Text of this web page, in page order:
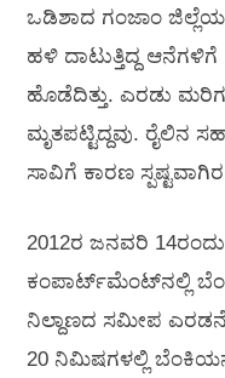
ಒಡಿಶಾದ ಗಂಜಾಂ
ಹಳಿ ದಾಟುತ್ತಿದ್ದ
ಹೊಡೆದಿತ್ತು. ಎರಡು
ಮೃತಪಟ್ಟಿದ್ದವು. ರೈಲಿನ
ಸಾವಿಗೆ ಕಾರಣ
2012ರ ಜನವರಿ
ಕಂಪಾರ್ಟ್‌ಮೆಂಟ್‌ನಲ್ಲಿ ಬೆಂಕಿ
ನಿಲ್ದಾಣದ ಸಮೀಪ
20 ನಿಮಿಷಗಳಲ್ಲಿ